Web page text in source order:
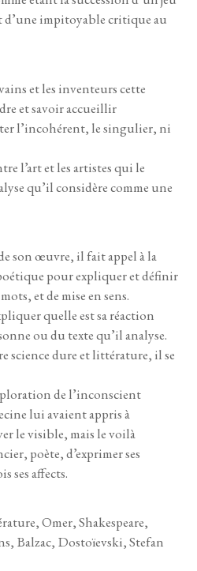
d’une impitoyable critique au
et les inventeurs cette
et savoir accueillir
l’incohérent, le singulier, ni
l’art et les artistes qui le
qu’il considère comme une
son œuvre, il fait appel à la
pour expliquer et définir
et de mise en sens.
quelle est sa réaction
ou du texte qu’il analyse.
science dure et littérature, il se
de l’inconscient
lui avaient appris à
le visible, mais le voilà
poète, d’exprimer ses
ses affects.
Omer, Shakespeare,
Balzac, Dostoïevski, Stefan